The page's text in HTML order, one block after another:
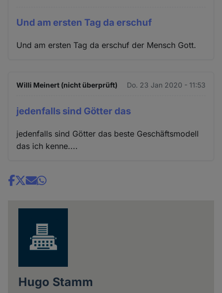
Und am ersten Tag da erschuf
Und am ersten Tag da erschuf der Mensch Gott.
Willi Meinert (nicht überprüft) Do. 23 Jan 2020 - 11:53
jedenfalls sind Götter das
jedenfalls sind Götter das beste Geschäftsmodell
das ich kenne....
Share
Hugo Stamm